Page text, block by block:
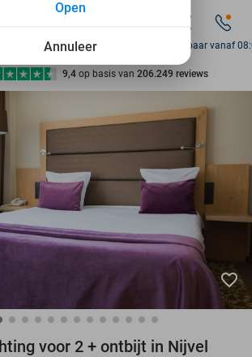
7 dagen per week beschikbaar
10+ miljoen leden
9,4 op basis van 206.249 reviews
7 dagen per week beschikbaar
Bereikbaar vanaf
favorite_border
voor 2 + ontbijt in Nijvel
Annuleer
Open